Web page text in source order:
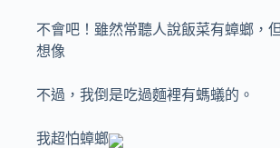
不會吧！雖然常聽人說飯菜有蟑螂，
想像
不過，我倒是吃過麵裡有螞蟻的。
我超怕蟑螂